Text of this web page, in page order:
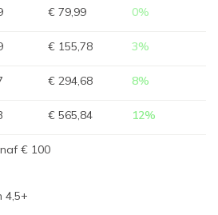
€ 79,99 0%
€ 155,78 3%
€ 294,68 8%
€ 565,84 12%
€ 100
4,5+